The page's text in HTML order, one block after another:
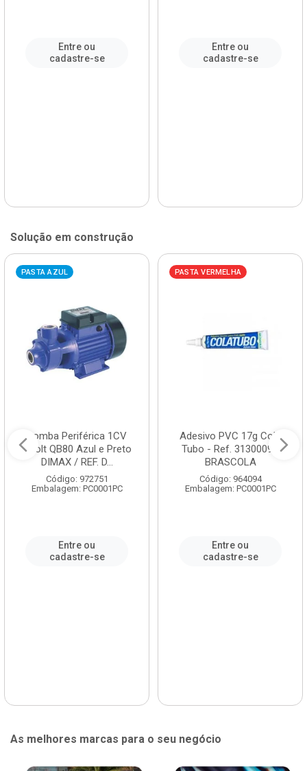
Entre ou
cadastre-se
Entre ou
cadastre-se
Solução em construção
PASTA AZUL
Bomba Periférica 1CV
Bivolt QB80 Azul e Preto
DIMAX / REF. D...
Código: 972751
Embalagem: PC0001PC
Entre ou
cadastre-se
PASTA VERMELHA
Adesivo PVC 17g Cola
Tubo - Ref. 3130009 -
BRASCOLA
Código: 964094
Embalagem: PC0001PC
Entre ou
cadastre-se
As melhores marcas para o seu negócio